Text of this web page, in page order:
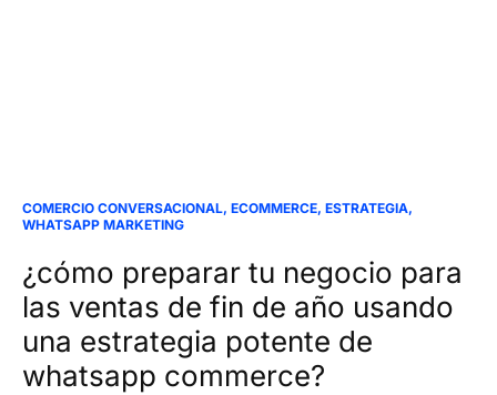
COMERCIO CONVERSACIONAL, ECOMMERCE, ESTRATEGIA,
WHATSAPP MARKETING
¿cómo preparar tu negocio para
las ventas de fin de año usando
una estrategia potente de
whatsapp commerce?